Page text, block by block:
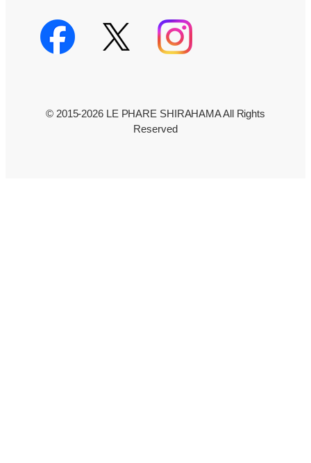
© 2015-2026 LE PHARE SHIRAHAMA All Rights
Reserved